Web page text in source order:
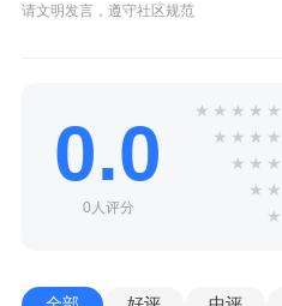
请文明发言，遵守社区规范
0.0
0人评分
★ ★ ★ ★ ★
★ ★ ★ ★
★ ★ ★
★ ★
★